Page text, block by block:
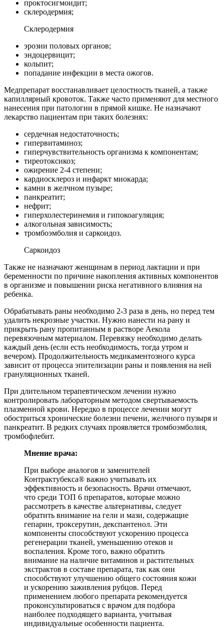
проктосигмоидит;
склеродермия;
Склеродермия
эрозии половых органов;
эндоцервицит;
кольпит;
попадание инфекции в места ожогов.
Медпрепарат восстанавливает целостность тканей, а также
капиллярный кровоток. Также часто применяют для местного
нанесения при патологии в прямой кишке. Не назначают
лекарство пациентам при таких болезнях:
сердечная недостаточность;
гипервитаминоз;
гиперчувствительность организма к компонентам;
тиреотоксикоз;
ожирение 2-4 степени;
кардиосклероз и инфаркт миокарда;
камни в желчном пузыре;
панкреатит;
нефрит;
гиперхолестеринемия и гипокоагуляция;
алкогольная зависимость;
тромбоэмболия и саркоидоз.
Саркоидоз
Также не назначают женщинам в период лактации и при
беременности по причине накопления активных компонентов
в организме и повышении риска негативного влияния на
ребенка.
Обрабатывать раны необходимо 2-3 раза в день, но перед тем
удалить некрозные участки. Нужно нанести на рану и
прикрыть рану пропитанным в растворе Аекола
перевязочным материалом. Перевязку необходимо делать
каждый день (если есть необходимость, тогда утром и
вечером). Продолжительность медикаментозного курса
зависит от процесса эпителизации раны и появления на ней
грануляционных тканей.
При длительном терапевтическом лечении нужно
контролировать лабораторным методом свертываемость
плазменной крови. Нередко в процессе лечении могут
обостриться хронические болезни печени, желчного пузыря и
панкреатит. В редких случаях проявляется тромбоэмболия,
тромбофлебит.
Мнение врача:
При выборе аналогов и заменителей
Контрактубекса® важно учитывать их
эффективность и безопасность. Врачи отмечают,
что среди ТОП 6 препаратов, которые можно
рассмотреть в качестве альтернативы, следует
обратить внимание на гели и мази, содержащие
гепарин, троксерутин, декспантенол. Эти
компоненты способствуют ускорению процесса
регенерации тканей, уменьшению отеков и
воспаления. Кроме того, важно обратить
внимание на наличие витаминов и растительных
экстрактов в составе препарата, так как они
способствуют улучшению общего состояния кожи
и ускорению заживления рубцов. Перед
применением любого препарата рекомендуется
проконсультироваться с врачом для подбора
наиболее подходящего варианта, учитывая
индивидуальные особенности пациента.